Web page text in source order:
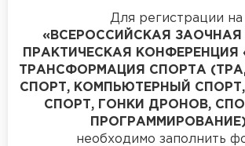
Для регистрации на
«ВСЕРОССИЙСКАЯ
ПРАКТИЧЕСКАЯ КОНФЕРЕНЦИЯ
ТРАНСФОРМАЦИЯ СПОРТА
СПОРТ, КОМПЬЮТЕРНЫЙ
СПОРТ, ГОНКИ ДРОНОВ,
необходимо заполнить